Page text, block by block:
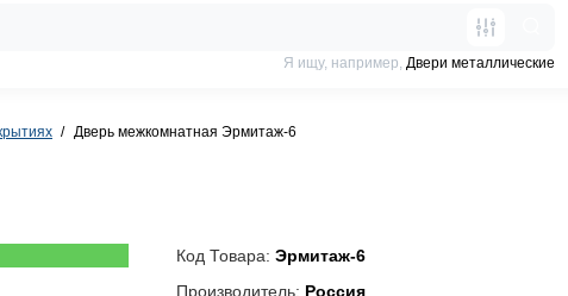
Я ищу, например, Двери металлические
Дверь межкомнатная Эрмитаж-6
Код Товара:Эрмитаж-6
Производитель: Россия